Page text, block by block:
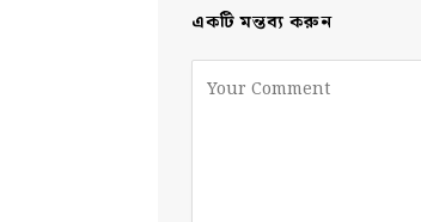
একটি মন্তব্য করুন